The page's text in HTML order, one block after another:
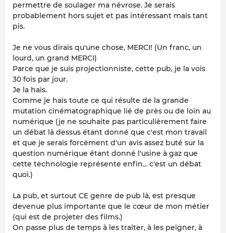
permettre de soulager ma névrose. Je serais
probablement hors sujet et pas intéressant mais tant
pis.
Je ne vous dirais qu'une chose, MERCI! (Un franc, un
lourd, un grand MERCI)
Parce que je suis projectionniste, cette pub, je la vois
30 fois par jour.
Je la hais.
Comme je hais toute ce qui résulte de la grande
mutation cinématographique lié de près ou de loin au
numérique (je ne souhaite pas particulièrement faire
un débat là dessus étant donné que c'est mon travail
et que je serais forcément d'un avis assez buté sur la
question numérique étant donné l'usine à gaz que
cette technologie représente enfin... c'est un débat
quoi.)
La pub, et surtout CE genre de pub là, est presque
devenue plus importante que le cœur de mon métier
(qui est de projeter des films.)
On passe plus de temps à les traiter, à les peigner, à